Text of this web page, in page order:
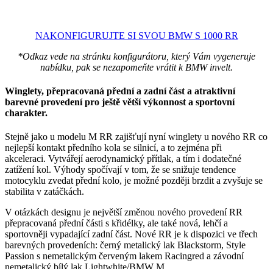
NAKONFIGURUJTE SI SVOU BMW S 1000 RR
*Odkaz vede na stránku konfigurátoru, který Vám vygeneruje
nabídku, pak se nezapomeňte vrátit k BMW invelt.
Winglety, přepracovaná přední a zadní část a atraktivní
barevné provedení pro ještě větší výkonnost a sportovní
charakter.
Stejně jako u modelu M RR zajišťují nyní winglety u nového RR co
nejlepší kontakt předního kola se silnicí, a to zejména při
akceleraci. Vytvářejí aerodynamický přítlak, a tím i dodatečné
zatížení kol. Výhody spočívají v tom, že se snižuje tendence
motocyklu zvedat přední kolo, je možné později brzdit a zvyšuje se
stabilita v zatáčkách.
V otázkách designu je největší změnou nového provedení RR
přepracovaná přední části s křidélky, ale také nová, lehčí a
sportovněji vypadající zadní část. Nové RR je k dispozici ve třech
barevných provedeních: černý metalický lak Blackstorm, Style
Passion s nemetalickým červeným lakem Racingred a závodní